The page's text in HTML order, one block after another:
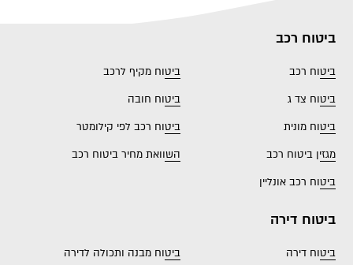
ביטוח רכב
ביטוח רכב
ביטוח מקיף לרכב
ביטוח צד ג
ביטוח חובה
ביטוח מונית
ביטוח רכב לפי קילומטר
מגזין ביטוח רכב
השוואת מחיר ביטוח רכב
ביטוח רכב אונליין
ביטוח דירה
ביטוח דירה
ביטוח מבנה ותכולה לדירה